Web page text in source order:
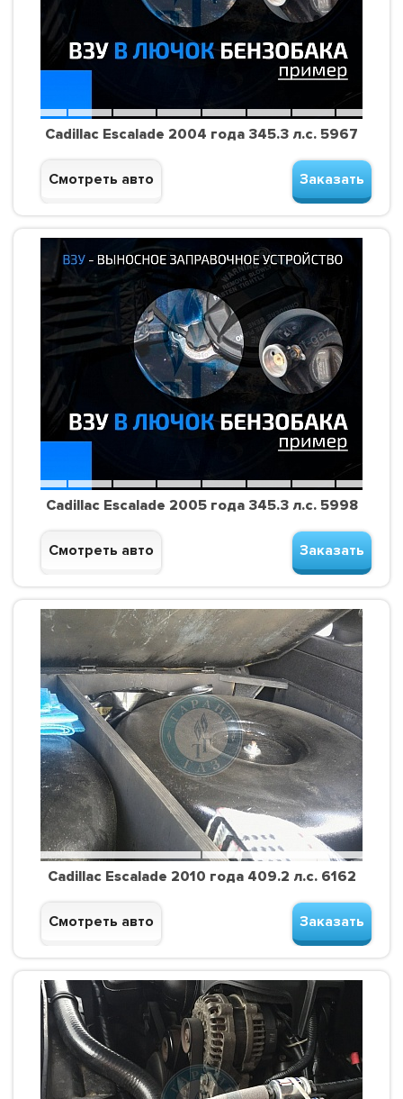
Cadillac Escalade 2004 года 345.3 л.с. 5967
Смотреть авто Заказать
Cadillac Escalade 2005 года 345.3 л.с. 5998
Смотреть авто Заказать
Cadillac Escalade 2010 года 409.2 л.с. 6162
Смотреть авто Заказать